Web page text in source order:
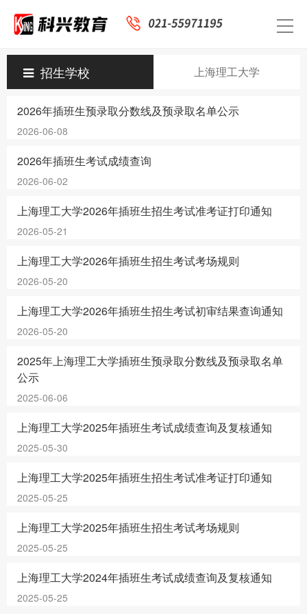
招生学校 上海理工大学
2026年插班生预录取分数线及预录取名单公示
2026-06-08
2026年插班生考试成绩查询
2026-06-02
上海理工大学2026年插班生招生考试准考证打印通知
2026-05-21
上海理工大学2026年插班生招生考试考场规则
2026-05-20
上海理工大学2026年插班生招生考试初审结果查询通知
2026-05-20
2025年上海理工大学插班生预录取分数线及预录取名单
公示
2025-06-06
上海理工大学2025年插班生考试成绩查询及复核通知
2025-05-30
上海理工大学2025年插班生招生考试准考证打印通知
2025-05-25
上海理工大学2025年插班生招生考试考场规则
2025-05-25
上海理工大学2024年插班生考试成绩查询及复核通知
2025-05-25